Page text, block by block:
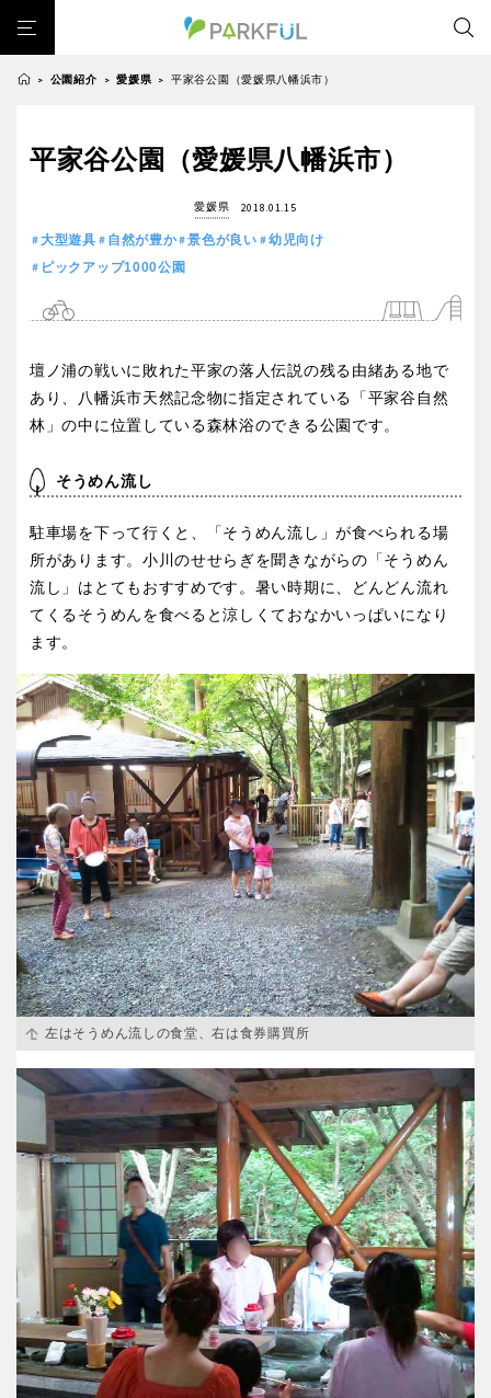
芝生広場 幼児向け 大型遊具 ピックアップ1000公園
紅葉の名所
バスケットボール 彫刻・アート 桜・梅の名所 コトブキ事例
洋式庭園 ドッグラン ローラー滑り台 植物園 夜景スポット
Pickup 花の名所 プレーパーク 公園グルメ 美術館
インクルーシブパーク
バスケットゴール ふわふわドーム 健康遊具 ゲートボール
スケートパーク ライトアップ イルミネーション イベント
交通公園
北海道・東北
北海道
秋田 山形
関東
茨城 栃木
千葉 東京
神奈川
甲信越・東海・北陸
新潟 富山
石川
山梨 長野
岐阜 静岡
愛知
近畿
大型遊具 ピックアップ1000公園
梅・桜の名所
景色が良い 水遊び
紅葉の名所 バーベキュー
ランニングコース 動物園・ふれあい
歴史・文化財 日本庭園
屋内遊び場 アスレチックコース
バスケットボール 彫刻・アート
桜・梅の名所 コトブキ事例
洋式庭園 ドッグラン
ローラー滑り台
夜景スポット Pickup
花の名所 プレーパーク
公園グルメ 美術館
インクルーシブパーク 屋根付き遊び場
花菖蒲 キャンプ場
バスケットゴール ふわふわドーム
健康遊具 ゲートボール
スケートパーク ライトアップ
イルミネーション イベント
交通公園
地域で探す
> 公園紹介 > 愛媛県 > 平家谷公園（愛媛県八幡浜市）
平家谷公園（愛媛県八幡浜市）
愛媛県 2018.01.15
大型遊具 自然が豊か 景色が良い
幼児向け
ピックアップ1000公園
壇ノ浦の戦いに敗れた平家の落人伝説の残る由緒ある地で
あり、八幡浜市天然記念物に指定されている「平家谷自然
林」の中に位置している森林浴のできる公園です。
そうめん流し
駐車場を下って行くと、「そうめん流し」が食べられる場
所があります。小川のせせらぎを聞きながらの「そうめん
流し」はとてもおすすめです。暑い時期に、どんどん流れ
てくるそうめんを食べると涼しくておなかいっぱいになり
ます。
左はそうめん流しの食堂、右は食券購買所